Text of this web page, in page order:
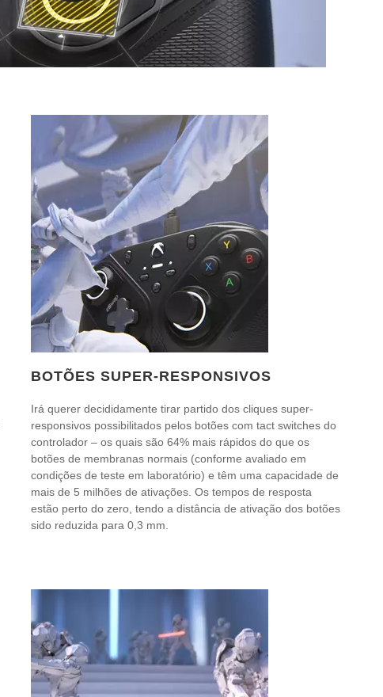
BOTÕES SUPER-RESPONSIVOS
Irá querer decididamente tirar partido dos cliques super-
responsivos possibilitados pelos botões com tact switches do
controlador – os quais são 64% mais rápidos do que os
botões de membranas normais (conforme avaliado em
condições de teste em laboratório) e têm uma capacidade de
mais de 5 milhões de ativações. Os tempos de resposta
estão perto do zero, tendo a distância de ativação dos botões
sido reduzida para 0,3 mm.